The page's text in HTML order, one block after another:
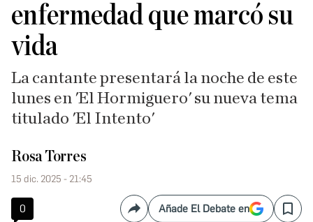
enfermedad que marcó su
vida
La cantante presentará la noche de este
lunes en 'El Hormiguero' su nueva tema
titulado 'El Intento'
Rosa Torres
15 dic. 2025 - 21:45
0 CompartirAñade El Debate en Save